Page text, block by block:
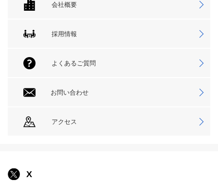
会社概要
採用情報
よくあるご質問
お問い合わせ
アクセス
X